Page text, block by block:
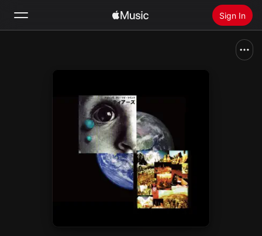
Sign In
Install Apple Music